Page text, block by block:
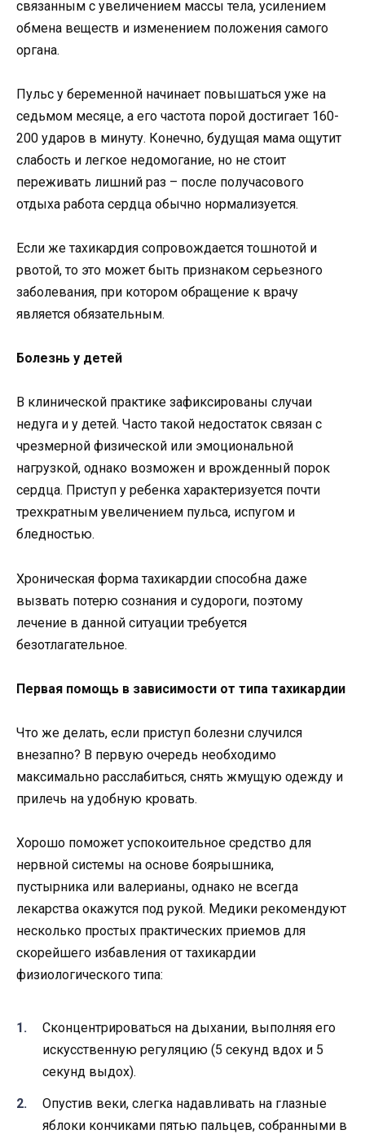
связанным с увеличением массы тела, усилением
обмена веществ и изменением положения самого
органа.
Пульс у беременной начинает повышаться уже на
седьмом месяце, а его частота порой достигает 160-
200 ударов в минуту. Конечно, будущая мама ощутит
слабость и легкое недомогание, но не стоит
переживать лишний раз – после получасового
отдыха работа сердца обычно нормализуется.
Если же тахикардия сопровождается тошнотой и
рвотой, то это может быть признаком серьезного
заболевания, при котором обращение к врачу
является обязательным.
Болезнь у детей
В клинической практике зафиксированы случаи
недуга и у детей. Часто такой недостаток связан с
чрезмерной физической или эмоциональной
нагрузкой, однако возможен и врожденный порок
сердца. Приступ у ребенка характеризуется почти
трехкратным увеличением пульса, испугом и
бледностью.
Хроническая форма тахикардии способна даже
вызвать потерю сознания и судороги, поэтому
лечение в данной ситуации требуется
безотлагательное.
Первая помощь в зависимости от типа тахикардии
Что же делать, если приступ болезни случился
внезапно? В первую очередь необходимо
максимально расслабиться, снять жмущую одежду и
прилечь на удобную кровать.
Хорошо поможет успокоительное средство для
нервной системы на основе боярышника,
пустырника или валерианы, однако не всегда
лекарства окажутся под рукой. Медики рекомендуют
несколько простых практических приемов для
скорейшего избавления от тахикардии
физиологического типа:
Сконцентрироваться на дыхании, выполняя его
искусственную регуляцию (5 секунд вдох и 5
секунд выдох).
Опустив веки, слегка надавливать на глазные
яблоки кончиками пятью пальцев, собранными в